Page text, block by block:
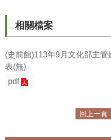
息
參
觀
展
覽
相關檔案
(史前館)113年9月文化部主
表(無)
pdf
回上一頁